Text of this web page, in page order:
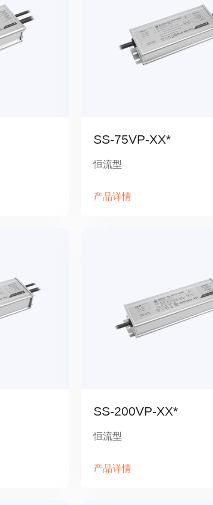
SS-75VP-XX*
恒流型
产品详情
SS-200VP-XX*
恒流型
产品详情